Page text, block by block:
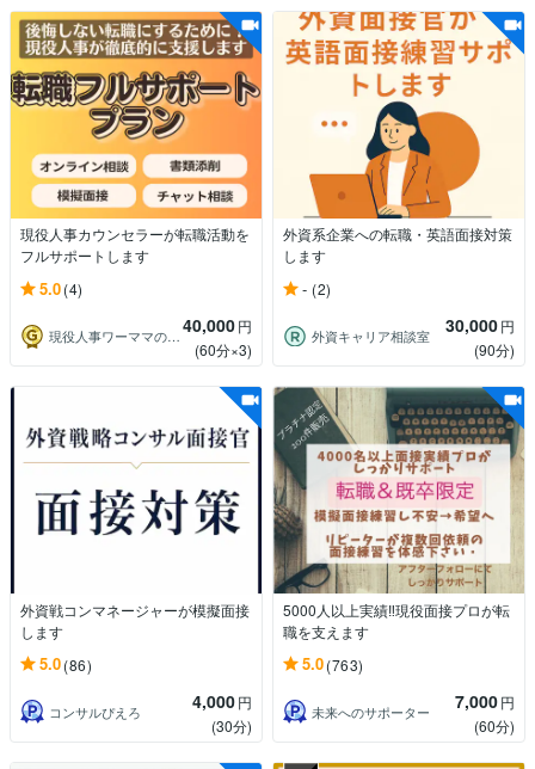
現役人事カウンセラーが転職活動を
フルサポートします
5.0(4)
現役人事ワーママのキャリア相談室40,000円
(60分×3)
外資系企業への転職・英語面接対策
します
- (2)
外資キャリア相談室 30,000円
(90分)
外資戦コンマネージャーが模擬面接
します
5.0(86)
コンサルぴえろ 4,000円
(30分)
5000人以上実績‼️現役面接プロが転
職を支えます
5.0(763)
未来へのサポーター 7,000円
(60分)